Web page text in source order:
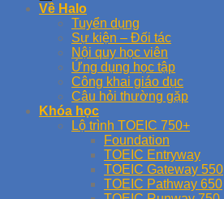
Về Halo
Tuyển dụng
Sự kiện – Đối tác
Nội quy học viên
Ứng dụng học tập
Công khai giáo dục
Câu hỏi thường gặp
Khóa học
Lộ trình TOEIC 750+
Foundation
TOEIC Entryway
TOEIC Gateway 550
TOEIC Pathway 650